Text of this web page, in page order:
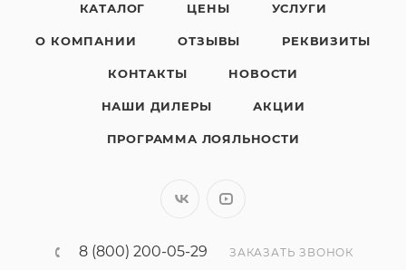
КАТАЛОГ ЦЕНЫ УСЛУГИ
О КОМПАНИИ ОТЗЫВЫ РЕКВИЗИТЫ
КОНТАКТЫ НОВОСТИ
НАШИ ДИЛЕРЫ АКЦИИ
ПРОГРАММА ЛОЯЛЬНОСТИ
8 (800) 200-05-29 ЗАКАЗАТЬ ЗВОНОК